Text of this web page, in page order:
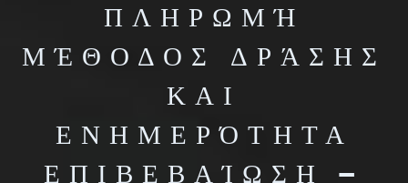
ΠΛΗΡΩΜΉ
ΜΈΘΟΔΟΣ ΔΡΆΣΗΣ
ΚΑΙ
ΕΝΗΜΕΡΌΤΗΤΑ
ΕΠΙΒΕΒΑΊΩΣΗ —